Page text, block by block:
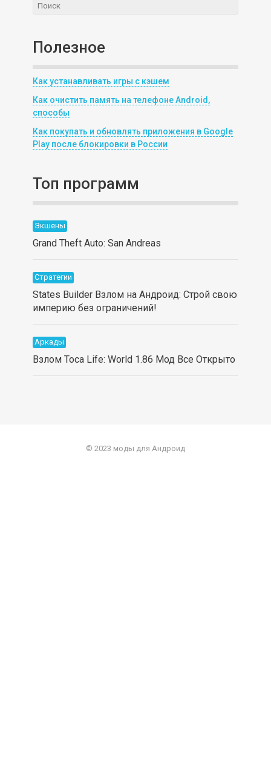
Полезное
Как устанавливать игры с кэшем
Как очистить память на телефоне Android,
способы
Как покупать и обновлять приложения в Google
Play после блокировки в России
Топ программ
Экшены
Grand Theft Auto: San Andreas
Стратегии
States Builder Взлом на Андроид: Строй свою
империю без ограничений!
Аркады
Взлом Toca Life: World 1.86 Мод Все Открыто
© 2023 моды для Андроид